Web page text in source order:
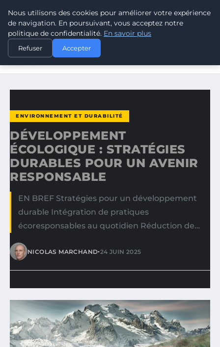
CLIMATE RESPONSE BLOG
ACCUEIL
ENVIRONNEMENT ET DURABILITÉ
DÉVELOPPEMENT ÉCOLOGIQUE : STRATÉGIES DURABLES
ENVIRONNEMENT ET DURABILITÉ
DÉVELOPPEMENT
ÉCOLOGIQUE : STRATÉGIES
DURABLES POUR UN AVENIR
RESPONSABLE
EN BREF Stratégies pour un développement
durable Intégration de pratiques
écoresponsables au quotidien Réduction de…
NICOLAS MARCHAND•24 JUIN 2025
Nous utilisons des cookies pour améliorer votre expérience
de navigation. En poursuivant, vous acceptez notre
politique de confidentialité. En savoir plus
Refuser Accepter